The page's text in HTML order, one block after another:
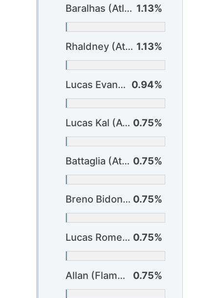
Baralhas (Atlético-GO) 1.13%
Rhaldney (Atlético-GO) 1.13%
Lucas Evangelista (Bragantino) 0.94%
Lucas Kal (Atlético-GO) 0.75%
Battaglia (Atlético-MG) 0.75%
Breno Bidon (Corinthians) 0.75%
Lucas Romero (Cruzeiro) 0.75%
Allan (Flamengo) 0.75%